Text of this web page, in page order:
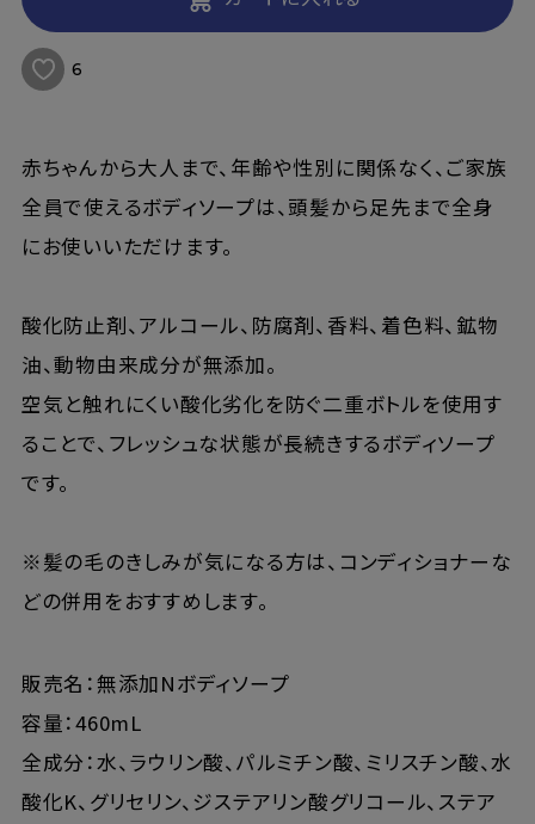
6
赤ちゃんから大人まで、年齢や性別に関係なく、ご家族
全員で使えるボディソープは、頭髪から足先まで全身
にお使いいただけます。
酸化防止剤、アルコール、防腐剤、香料、着色料、鉱物
油、動物由来成分が無添加。
空気と触れにくい酸化劣化を防ぐ二重ボトルを使用す
ることで、フレッシュな状態が長続きするボディソープ
です。
※髪の毛のきしみが気になる方は、コンディショナーな
どの併用をおすすめします。
販売名：無添加Nボディソープ
容量：460mL
全成分：水、ラウリン酸、パルミチン酸、ミリスチン酸、水
酸化K、グリセリン、ジステアリン酸グリコール、ステア